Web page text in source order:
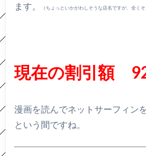
ます。
（ちょっといかがわしそうな店名ですが、全く
現在の割引額
漫画を読んでネットサーフィン
という間ですね。